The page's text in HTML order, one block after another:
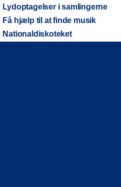
Lydoptagelser i samlingerne
Få hjælp til at finde musik
Nationaldiskoteket